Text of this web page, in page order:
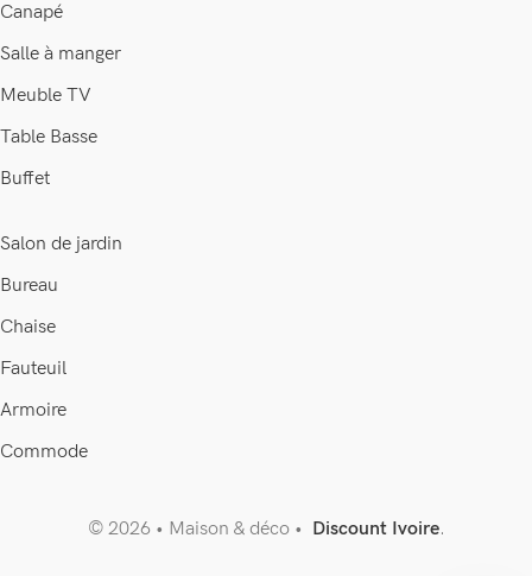
Canapé
Salle à manger
Meuble TV
Table Basse
Buffet
Salon de jardin
Bureau
Chaise
Fauteuil
Armoire
Commode
© 2026 • Maison & déco • Discount Ivoire.